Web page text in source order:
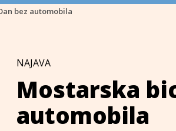
bez automobila
NAJAVA
Mostarska
automobila